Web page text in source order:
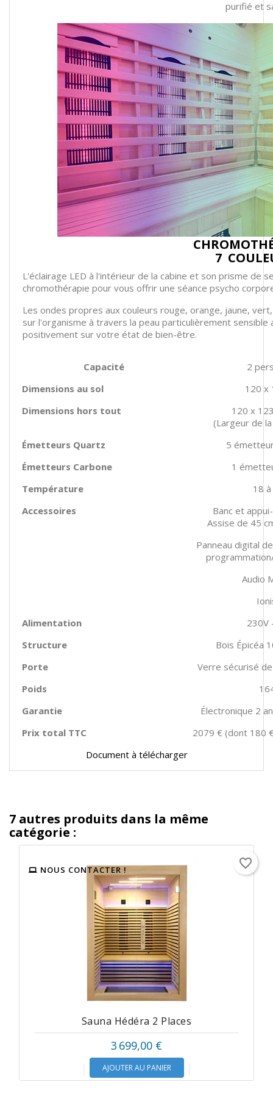
purifié et
7
L'éclairage LED à l'intérieur de la cabine et son prisme de
chromothérapie pour vous offrir une séance psycho
Les ondes propres aux couleurs rouge, orange, jaune,
sur l'organisme à travers la peau particulièrement
positivement sur votre état de bien-être.
Capacité
2
Dimensions au sol
120 x
Dimensions hors tout
120 x
(Largeur de
Émetteurs Quartz
5
Émetteurs Carbone
1
Température
18 à
Accessoires
Banc et
Assise de 45
Panneau digital
Audio
Alimentation
230V
Structure
Bois Épicéa
Porte
Verre sécurisé
Poids
Garantie
Électronique 2
Prix total TTC
2079 € (dont 180
Document à télécharger
7 autres produits dans la même
catégorie :
NOUS CONTACTER !
Sauna Hédéra 2 Places
3 699,00 €
AJOUTER AU PANIER
favorite_border